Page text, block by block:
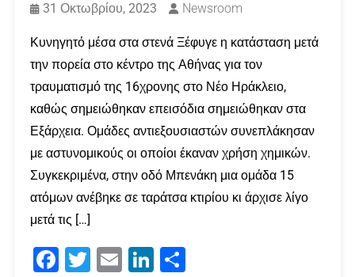
31 Οκτωβρίου, 2023
Newsroom
Κυνηγητό μέσα στα στενά Ξέφυγε η κατάσταση μετά
την πορεία στο κέντρο της Αθήνας για τον
τραυματισμό της 16χρονης στο Νέο Ηράκλειο,
καθώς σημειώθηκαν επεισόδια σημειώθηκαν στα
Εξάρχεια. Ομάδες αντιεξουσιαστών συνεπλάκησαν
με αστυνομικούς οι οποίοι έκαναν χρήση χημικών.
Συγκεκριμένα, στην οδό Μπενάκη μια ομάδα 15
ατόμων ανέβηκε σε ταράτσα κτιρίου κι άρχισε λίγο
μετά τις […]
Facebook
Twitter Email LinkedIn